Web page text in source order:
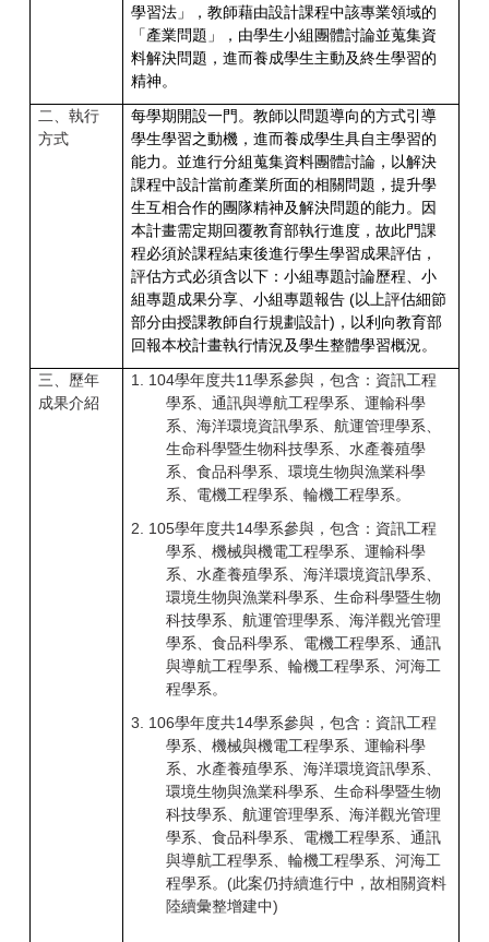
學習法」，教師藉由設計課程中該專業領域的
「產業問題」，由學生小組團體討論並蒐集資
料解決問題，進而養成學生主動及終生學習的
精神。
二、執行
方式
每學期開設一門。教師以問題導向的方式引導
學生學習之動機，進而養成學生具自主學習的
能力。並進行分組蒐集資料團體討論，以解決
課程中設計當前產業所面的相關問題，提升學
生互相合作的團隊精神及解決問題的能力。因
本計畫需定期回覆教育部執行進度，故此門課
程必須於課程結束後進行學生學習成果評估，
評估方式必須含以下：小組專題討論歷程、小
組專題成果分享、小組專題報告 (以上評估細節
部分由授課教師自行規劃設計)，以利向教育部
回報本校計畫執行情況及學生整體學習概況。
三、歷年
成果介紹
1. 104學年度共11學系參與，包含：資訊工程
學系、通訊與導航工程學系、運輸科學
系、海洋環境資訊學系、航運管理學系、
生命科學暨生物科技學系、水產養殖學
系、食品科學系、環境生物與漁業科學
系、電機工程學系、輪機工程學系。
2. 105學年度共14學系參與，包含：資訊工程
學系、機械與機電工程學系、運輸科學
系、水產養殖學系、海洋環境資訊學系、
環境生物與漁業科學系、生命科學暨生物
科技學系、航運管理學系、海洋觀光管理
學系、食品科學系、電機工程學系、通訊
與導航工程學系、輪機工程學系、河海工
程學系。
3. 106學年度共14學系參與，包含：資訊工程
學系、機械與機電工程學系、運輸科學
系、水產養殖學系、海洋環境資訊學系、
環境生物與漁業科學系、生命科學暨生物
科技學系、航運管理學系、海洋觀光管理
學系、食品科學系、電機工程學系、通訊
與導航工程學系、輪機工程學系、河海工
程學系。(此案仍持續進行中，故相關資料
陸續彙整增建中)